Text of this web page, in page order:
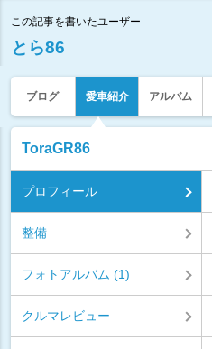
この記事を書いたユーザー
とら86
ブログ 愛車紹介 アルバム
ToraGR86
プロフィール
整備
フォトアルバム (1)
クルマレビュー